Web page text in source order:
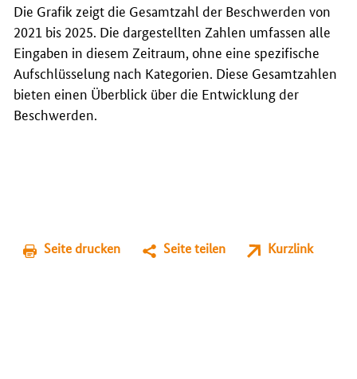
Die Grafik zeigt die Gesamtzahl der Beschwerden von
2021 bis 2025. Die dargestellten Zahlen umfassen alle
Eingaben in diesem Zeitraum, ohne eine spezifische
Aufschlüsselung nach Kategorien. Diese Gesamtzahlen
bieten einen Überblick über die Entwicklung der
Beschwerden.
Seite drucken Seite teilen Kurzlink